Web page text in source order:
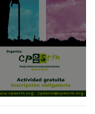
VIDEO